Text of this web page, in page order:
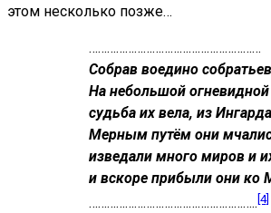
этом несколько позже…
…………………………………………………
Собрав воедино
На небольшой
судьба их вела, из
Мерным путём они
изведали много миров и
и вскоре прибыли они ко
……………………………………………….. [4]